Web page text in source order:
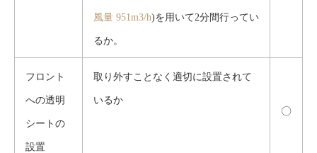
風量 951m3/h)を用いて2分間行ってい
るか。
フロント
への透明
シートの
設置
取り外すことなく適切に設置されて
いるか
〇